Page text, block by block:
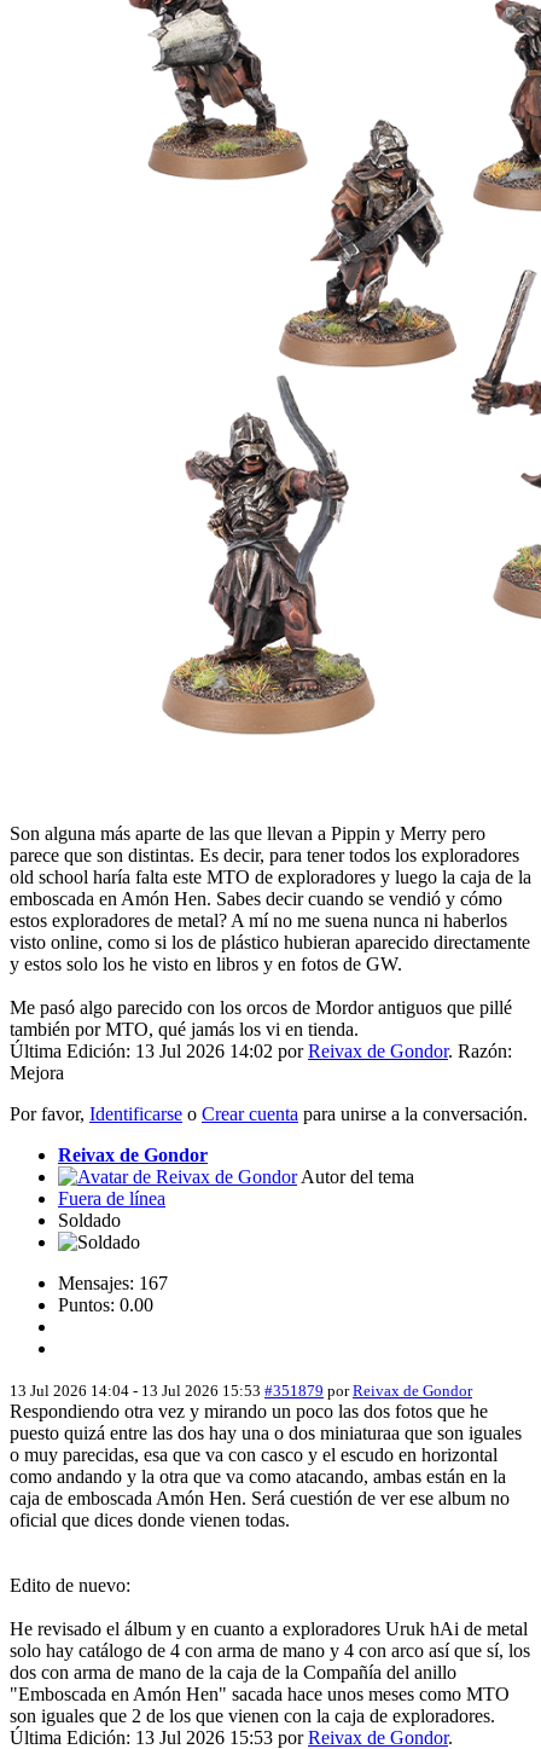
Son alguna más aparte de las que llevan a Pippin y Merry pero
parece que son distintas. Es decir, para tener todos los exploradores
old school haría falta este MTO de exploradores y luego la caja de la
emboscada en Amón Hen. Sabes decir cuando se vendió y cómo
estos exploradores de metal? A mí no me suena nunca ni haberlos
visto online, como si los de plástico hubieran aparecido directamente
y estos solo los he visto en libros y en fotos de GW.
Me pasó algo parecido con los orcos de Mordor antiguos que pillé
también por MTO, qué jamás los vi en tienda.
Última Edición: 13 Jul 2026 14:02 porReivax de Gondor. Razón:
Mejora
Por favor, Identificarse o Crear cuenta para unirse a la conversación.
Reivax de Gondor
Autor del tema
Fuera de línea
Soldado
Mensajes: 167
Puntos: 0.00
13 Jul 2026 14:04 - 13 Jul 2026 15:53 #351879 porReivax de Gondor
Respondiendo otra vez y mirando un poco las dos fotos que he
puesto quizá entre las dos hay una o dos miniaturaa que son iguales
o muy parecidas, esa que va con casco y el escudo en horizontal
como andando y la otra que va como atacando, ambas están en la
caja de emboscada Amón Hen. Será cuestión de ver ese album no
oficial que dices donde vienen todas.
Edito de nuevo:
He revisado el álbum y en cuanto a exploradores Uruk hAi de metal
solo hay catálogo de 4 con arma de mano y 4 con arco así que sí, los
dos con arma de mano de la caja de la Compañía del anillo
"Emboscada en Amón Hen" sacada hace unos meses como MTO
son iguales que 2 de los que vienen con la caja de exploradores.
Última Edición: 13 Jul 2026 15:53 porReivax de Gondor.